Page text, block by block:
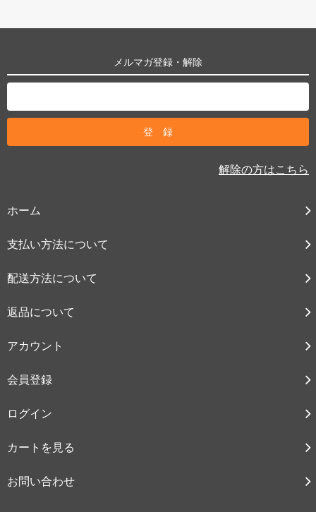
メルマガ登録・解除
解除の方はこちら
ホーム
支払い方法について
配送方法について
返品について
アカウント
会員登録
ログイン
カートを見る
お問い合わせ